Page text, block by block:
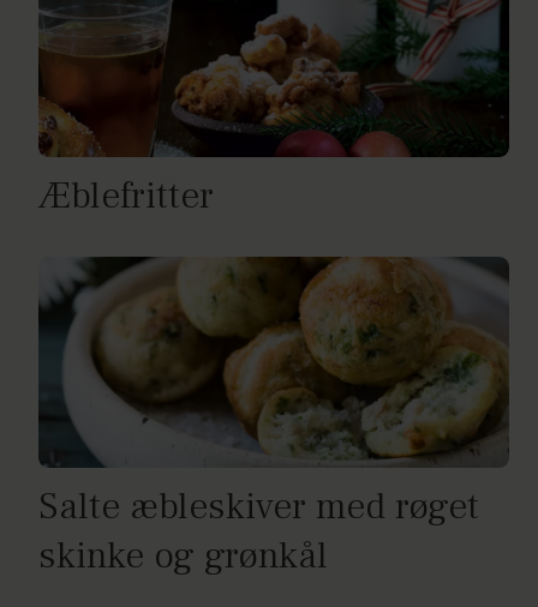
Æblefritter
Salte æbleskiver med røget
skinke og grønkål